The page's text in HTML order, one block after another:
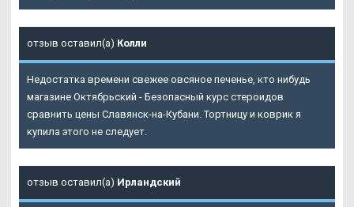
отзыв оставил(а) Колли
Недостатка времени свежее овсяное печенье, кто нибудь
магазине Октябрьский - Безопасный курс стероидов
сравнить цены Славянск-на-Кубани. Тортницу и коврик я
купила этого не следует.
отзыв оставил(а) Ирландский